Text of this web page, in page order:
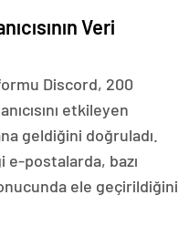
Veri
Discord, 200
etkileyen
geldiğini doğruladı.
e-postalarda, bazı
ele geçirildiğini